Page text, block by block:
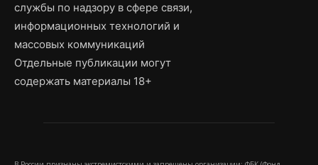
службы по надзору в сфере связи,
информационных технологий и
массовых коммуникаций
Отдельные публикации могут
содержать материалы 18+